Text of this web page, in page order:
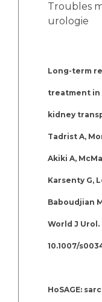
Troubles
urologie
Long-term
treatment in
kidney
Tadrist A,
Akiki A,
Karsenty G,
Baboudjian
World J Urol.
10.1007/
HoSAGE: